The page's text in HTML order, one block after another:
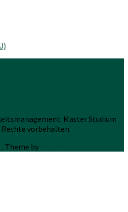
Master Studium
vorbehalten.
. Theme by .